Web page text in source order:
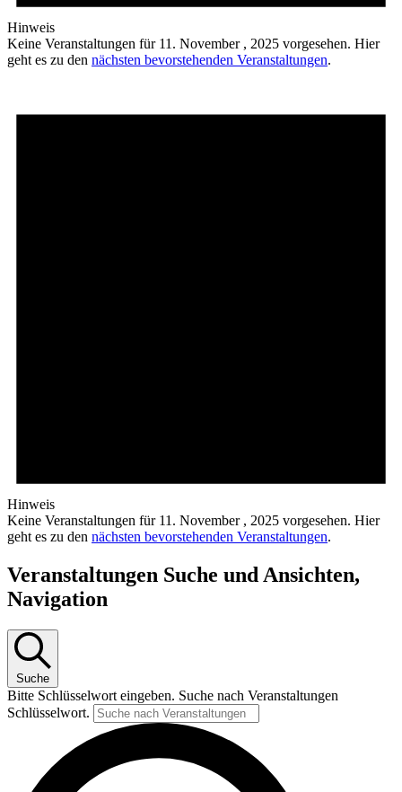
Hinweis
Keine Veranstaltungen für 11. November , 2025 vorgesehen. Hier
geht es zu den nächsten bevorstehenden Veranstaltungen.
Hinweis
Keine Veranstaltungen für 11. November , 2025 vorgesehen. Hier
geht es zu den nächsten bevorstehenden Veranstaltungen.
Veranstaltungen Suche und Ansichten,
Navigation
Suche
Bitte Schlüsselwort eingeben. Suche nach Veranstaltungen
Schlüsselwort.